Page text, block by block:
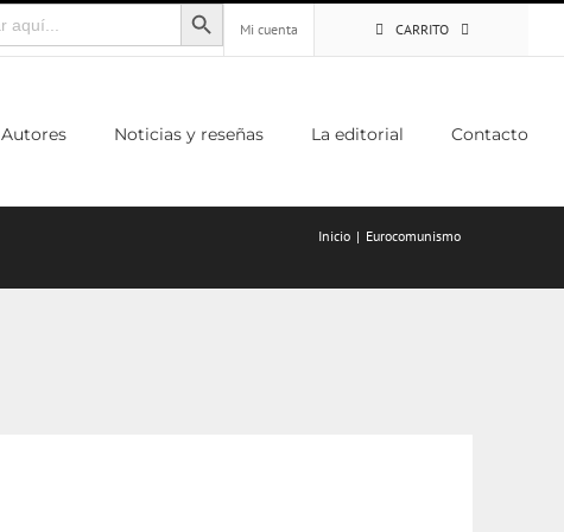
Mi cuenta
CARRITO
Autores Noticias y reseñas La editorial Contacto
Inicio Eurocomunismo